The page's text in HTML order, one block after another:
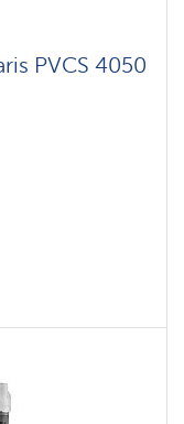
PVCS 4050